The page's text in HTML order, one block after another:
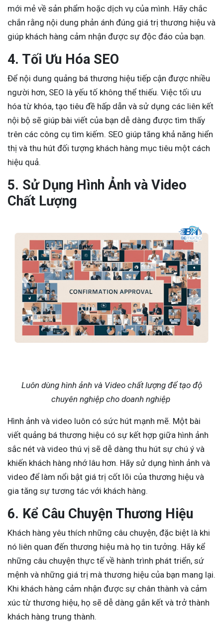
mới mẻ về sản phẩm hoặc dịch vụ của mình. Hãy chắc
chắn rằng nội dung phản ánh đúng giá trị thương hiệu và
giúp khách hàng cảm nhận được sự độc đáo của bạn.
4. Tối Ưu Hóa SEO
Để nội dung quảng bá thương hiệu tiếp cận được nhiều
người hơn, SEO là yếu tố không thể thiếu. Việc tối ưu
hóa từ khóa, tạo tiêu đề hấp dẫn và sử dụng các liên kết
nội bộ sẽ giúp bài viết của bạn dễ dàng được tìm thấy
trên các công cụ tìm kiếm. SEO giúp tăng khả năng hiển
thị và thu hút đối tượng khách hàng mục tiêu một cách
hiệu quả.
5. Sử Dụng Hình Ảnh và Video
Chất Lượng
Luôn dùng hình ảnh và Video chất lượng để tạo độ
chuyên nghiệp cho doanh nghiệp
Hình ảnh và video luôn có sức hút mạnh mẽ. Một bài
viết quảng bá thương hiệu có sự kết hợp giữa hình ảnh
sắc nét và video thú vị sẽ dễ dàng thu hút sự chú ý và
khiến khách hàng nhớ lâu hơn. Hãy sử dụng hình ảnh và
video để làm nổi bật giá trị cốt lõi của thương hiệu và
gia tăng sự tương tác với khách hàng.
6. Kể Câu Chuyện Thương Hiệu
Khách hàng yêu thích những câu chuyện, đặc biệt là khi
nó liên quan đến thương hiệu mà họ tin tưởng. Hãy kể
những câu chuyện thực tế về hành trình phát triển, sứ
mệnh và những giá trị mà thương hiệu của bạn mang lại.
Khi khách hàng cảm nhận được sự chân thành và cảm
xúc từ thương hiệu, họ sẽ dễ dàng gắn kết và trở thành
khách hàng trung thành.